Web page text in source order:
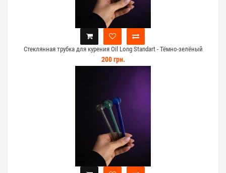
Стеклянная трубка для курения Oil Long Standart - Тёмно-зелёный
200 грн.